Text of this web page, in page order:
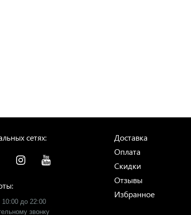
сетях:
до 22:00
звонку
Доставка
Оплата
Скидки
Отзывы
Избранное